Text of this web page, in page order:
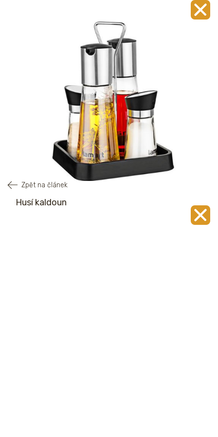
Zpět na článek
Husí kaldoun